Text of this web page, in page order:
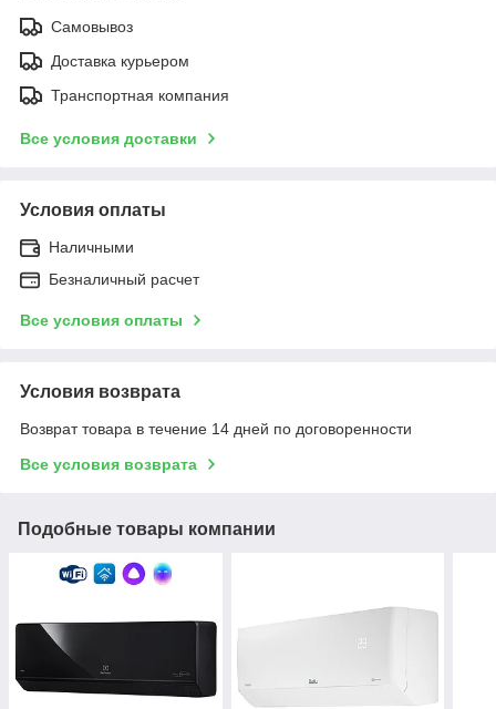
Самовывоз
Доставка курьером
Транспортная компания
Все условия доставки
Условия оплаты
Наличными
Безналичный расчет
Все условия оплаты
Условия возврата
Возврат товара в течение 14 дней по договоренности
Все условия возврата
Подобные товары компании